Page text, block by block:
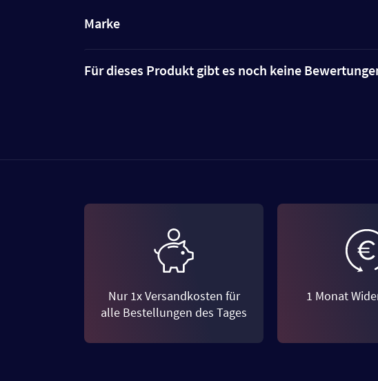
Marke
Für dieses Produkt gibt es noch keine
Nur 1x Versandkosten für
alle Bestellungen des Tages
1 Monat